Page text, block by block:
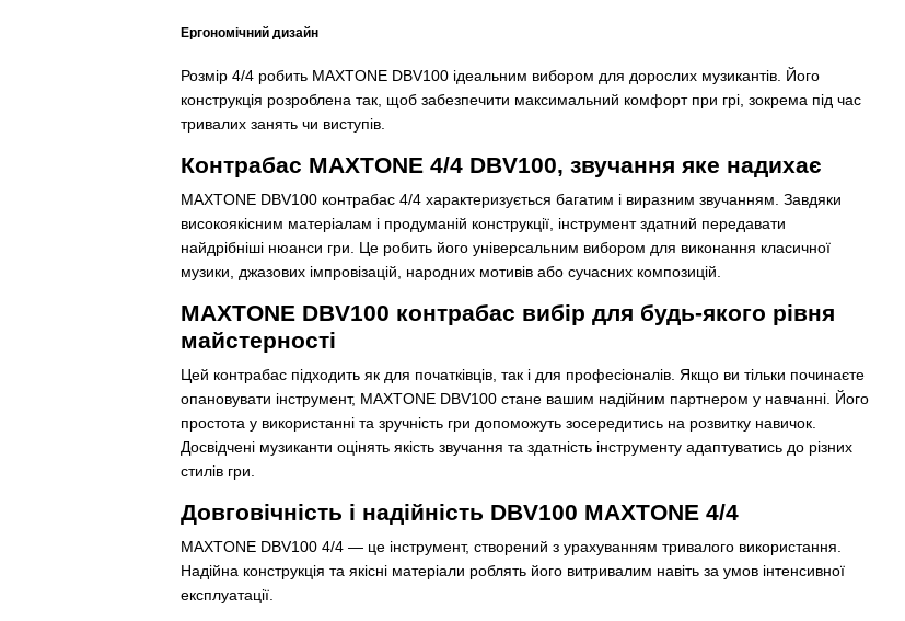
Ергономічний дизайн
Розмір 4/4 робить MAXTONE DBV100 ідеальним вибором для дорослих музикантів. Його
конструкція розроблена так, щоб забезпечити максимальний комфорт при грі, зокрема під час
тривалих занять чи виступів.
Контрабас MAXTONE 4/4 DBV100, звучання яке надихає
MAXTONE DBV100 контрабас 4/4 характеризується багатим і виразним звучанням. Завдяки
високоякісним матеріалам і продуманій конструкції, інструмент здатний передавати
найдрібніші нюанси гри. Це робить його універсальним вибором для виконання класичної
музики, джазових імпровізацій, народних мотивів або сучасних композицій.
MAXTONE DBV100 контрабас вибір для будь-якого рівня
майстерності
Цей контрабас підходить як для початківців, так і для професіоналів. Якщо ви тільки починаєте
опановувати інструмент, MAXTONE DBV100 стане вашим надійним партнером у навчанні. Його
простота у використанні та зручність гри допоможуть зосередитись на розвитку навичок.
Досвідчені музиканти оцінять якість звучання та здатність інструменту адаптуватись до різних
стилів гри.
Довговічність і надійність DBV100 MAXTONE 4/4
MAXTONE DBV100 4/4 — це інструмент, створений з урахуванням тривалого використання.
Надійна конструкція та якісні матеріали роблять його витривалим навіть за умов інтенсивної
експлуатації.